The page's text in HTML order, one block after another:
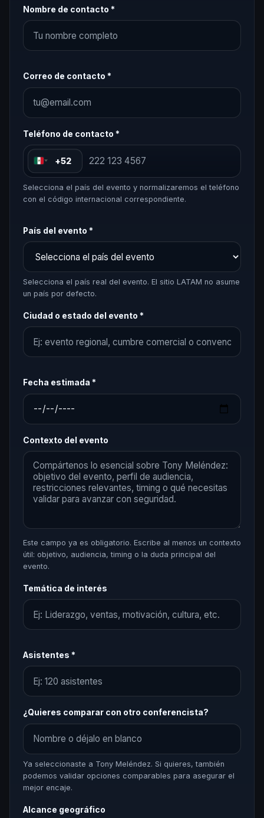
Nombre de contacto *
Correo de contacto *
Teléfono de contacto *
+52
Selecciona el país del evento y normalizaremos el teléfono
con el código internacional correspondiente.
País del evento *
Selecciona el país real del evento. El sitio LATAM no asume
un país por defecto.
Ciudad o estado del evento *
Fecha estimada *
Contexto del evento
Este campo ya es obligatorio. Escribe al menos un contexto
útil: objetivo, audiencia, timing o la duda principal del
evento.
Temática de interés
Asistentes *
¿Quieres comparar con otro conferencista?
Ya seleccionaste a Tony Meléndez. Si quieres, también
podemos validar opciones comparables para asegurar el
mejor encaje.
Alcance geográfico